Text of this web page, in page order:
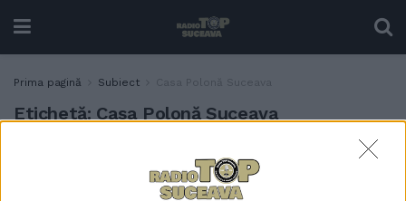
Prima pagină Subiect Casa Polonă Suceava
Etichetă: Casa Polonă Suceava
Sala de spectacole de la
Casa Polonă Suceava va fi
renovată și va avea 180 de